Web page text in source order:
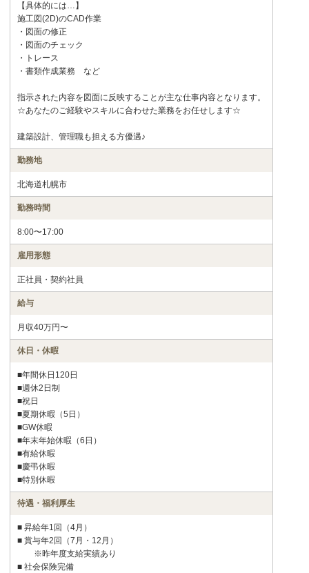
【具体的には…】
施工図(2D)のCAD作業
・図面の修正
・図面のチェック
・トレース
・書類作成業務 など
指示された内容を図面に反映することが主な仕事内容となります。
☆あなたのご経験やスキルに合わせた業務をお任せします☆
建築設計、管理職も担える方優遇♪
勤務地
北海道札幌市
勤務時間
8:00〜17:00
雇用形態
正社員・契約社員
給与
月収40万円〜
休日・休暇
■年間休日120日
■週休2日制
■祝日
■夏期休暇（5日）
■GW休暇
■年末年始休暇（6日）
■有給休暇
■慶弔休暇
■特別休暇
待遇・福利厚生
■ 昇給年1回（4月）
■ 賞与年2回（7月・12月）
※昨年度支給実績あり
■ 社会保険完備